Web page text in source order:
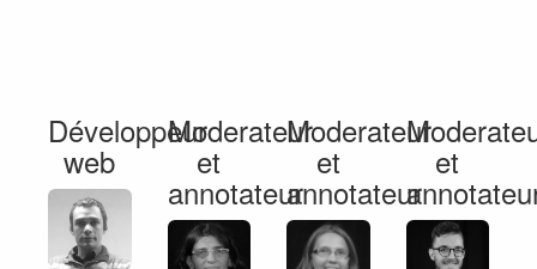
Développeur
web
Moderateur
et
annotateur
Moderateur
et
annotateur
et